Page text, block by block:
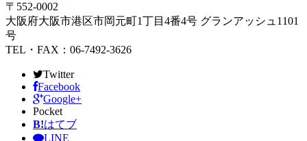
〒552-0002
大阪府大阪市港区市岡元町1丁目4番4号 グランアッシュ1101
号
TEL・FAX：06-7492-3626
Twitter
Facebook
Google+
Pocket
B!はてブ
LINE